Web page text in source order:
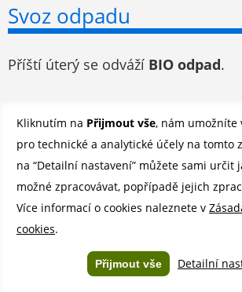
Svoz odpadu
Příští úterý se odváží BIO odpad.
Odběr novinek e-
Registrovat se můžete ZDE.
Město Horní Jelení 2026 |Mapa stránek|
informace|
YouCan.cz
Kliknutím na Přijmout vše, nám umožníte
pro technické a analytické účely na tomto
na “Detailní nastavení” můžete sami určit
možné zpracovávat, popřípadě jejich
Více informací o cookies naleznete v
cookies.
Přijmout vše Detailní